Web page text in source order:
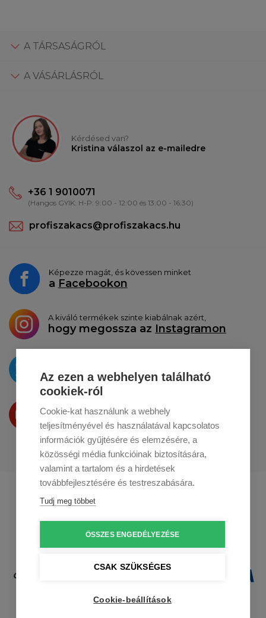
A TÁRSASÁGRÓL
A VÁSÁRLÁSRÓL
Kérdésed van?
Kristina válaszol az e-mailedre
+36 1 9010071
(Hangos GYIK: H-P: 9:00 - 12:00 és 13:00 - 16:30)
profiszakacs@profiszakacs.hu
Képezze magát, és kövessen minket
a Facebookon
A kiváló termékek szinte kiabálnak azért,
hogy megossza az Instagramon
a Twitterentesszük közzé
Termékeinket
a Youtube-on is bemutatjuk
Profikuchar.sk
Profikuchař.cz
Az ezen a webhelyen található
cookiek-ról
Cookie-kat használunk a webhely
teljesítményével és használatával kapcsolatos
információk gyűjtésére és elemzésére, a
közösségi média funkcióinak biztosítására,
valamint a tartalom és a hirdetések
továbbfejlesztésére és testreszabására.
Tudj meg többet
ÖSSZES ENGEDÉLYEZÉSE
CSAK SZÜKSÉGES
Cookie-beállítások